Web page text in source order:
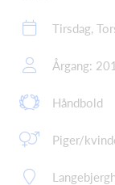
Tirsdag,
Årgang:
Håndbold
Piger/